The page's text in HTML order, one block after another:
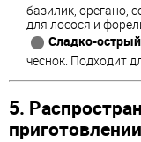
базилик, орегано,
для лосося и
Сладко-
чеснок. Подходит
5.